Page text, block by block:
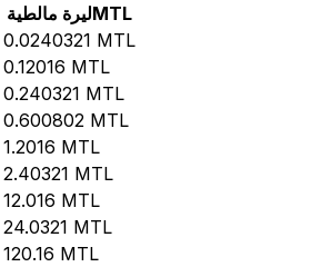
ليرة مالطيةMTL
0.0240321 MTL
0.12016 MTL
0.240321 MTL
0.600802 MTL
1.2016 MTL
2.40321 MTL
12.016 MTL
24.0321 MTL
120.16 MTL